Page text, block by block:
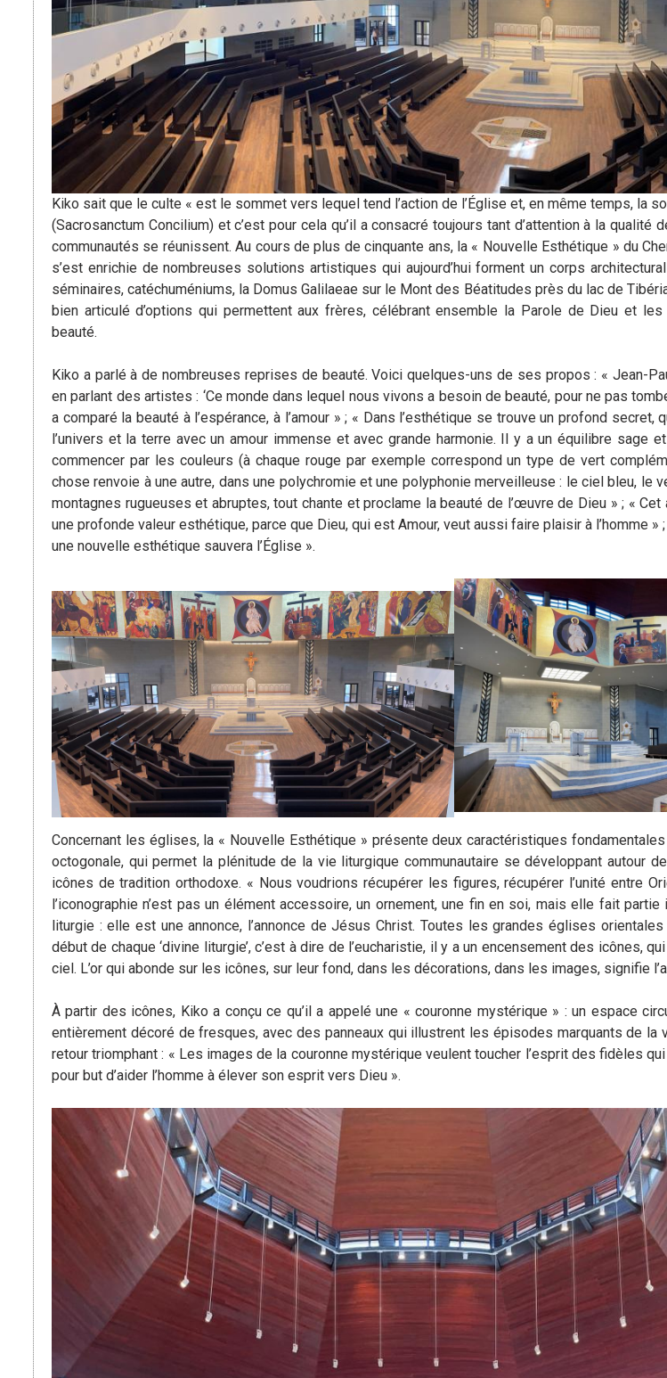
Kiko sait que le culte « est le sommet vers lequel tend l’action de l’Église et, en même temps, la
(Sacrosanctum Concilium) et c’est pour cela qu’il a consacré toujours tant d’attention à la
communautés se réunissent. Au cours de plus de cinquante ans, la « Nouvelle Esthétique » du
s’est enrichie de nombreuses solutions artistiques qui aujourd’hui forment un corps
séminaires, catéchuméniums, la Domus Galilaeae sur le Mont des Béatitudes près du lac de
bien articulé d’options qui permettent aux frères, célébrant ensemble la Parole de Dieu et
beauté.
Kiko a parlé à de nombreuses reprises de beauté. Voici quelques-uns de ses propos : « Jean-
en parlant des artistes : ‘Ce monde dans lequel nous vivons a besoin de beauté, pour ne pas
a comparé la beauté à l’espérance, à l’amour » ; « Dans l’esthétique se trouve un profond secret,
l’univers et la terre avec un amour immense et avec grande harmonie. Il y a un équilibre sage
commencer par les couleurs (à chaque rouge par exemple correspond un type de vert
chose renvoie à une autre, dans une polychromie et une polyphonie merveilleuse : le ciel bleu, le
montagnes rugueuses et abruptes, tout chante et proclame la beauté de l’œuvre de Dieu » ; « Cet
une profonde valeur esthétique, parce que Dieu, qui est Amour, veut aussi faire plaisir à l’homme »
une nouvelle esthétique sauvera l’Église ».
Concernant les églises, la « Nouvelle Esthétique » présente deux caractéristiques
octogonale, qui permet la plénitude de la vie liturgique communautaire se développant autour
icônes de tradition orthodoxe. « Nous voudrions récupérer les figures, récupérer l’unité entre
l’iconographie n’est pas un élément accessoire, un ornement, une fin en soi, mais elle fait
liturgie : elle est une annonce, l’annonce de Jésus Christ. Toutes les grandes églises
début de chaque ‘divine liturgie’, c’est à dire de l’eucharistie, il y a un encensement des icônes,
ciel. L’or qui abonde sur les icônes, sur leur fond, dans les décorations, dans les images, signifie
À partir des icônes, Kiko a conçu ce qu’il a appelé une « couronne mystérique » : un espace
entièrement décoré de fresques, avec des panneaux qui illustrent les épisodes marquants de la
retour triomphant : « Les images de la couronne mystérique veulent toucher l’esprit des fidèles
pour but d’aider l’homme à élever son esprit vers Dieu ».